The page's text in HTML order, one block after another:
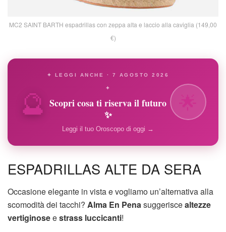
MC2 SAINT BARTH espadrillas con zeppa alta e laccio alla caviglia (149,00
€)
🔮
✦ LEGGI ANCHE · 7 AGOSTO 2026
✦
Scopri cosa ti riserva il futuro
✨
Leggi il tuo Oroscopo di oggi →
ESPADRILLAS ALTE DA SERA
Occasione elegante in vista e vogliamo un’alternativa alla
scomodità dei tacchi? Alma En Pena suggeriscealtezze
vertiginoseestrass luccicanti!